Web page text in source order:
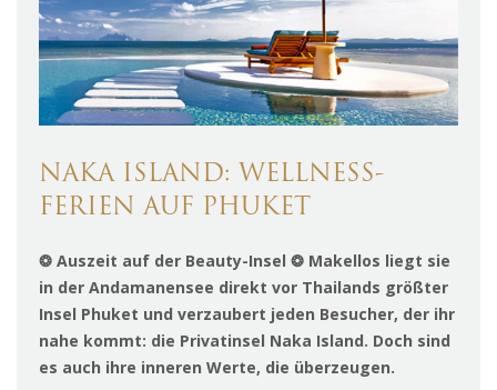
NAKA ISLAND: WELLNESS-
FERIEN AUF PHUKET
❂ Auszeit auf der Beauty-Insel ❂ Makellos liegt sie
in der Andamanensee direkt vor Thailands größter
Insel Phuket und verzaubert jeden Besucher, der ihr
nahe kommt: die Privatinsel Naka Island. Doch sind
es auch ihre inneren Werte, die überzeugen.